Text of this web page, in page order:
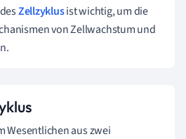
Zellzyklusist wichtig, um die
von Zellwachstum und
Wesentlichen aus zwei